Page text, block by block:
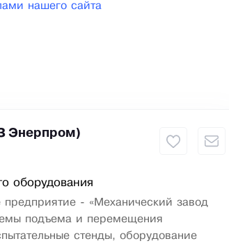
нашего сайта
Энерпром)
оборудования
- «Механический завод
подъема и перемещения
стенды, оборудование